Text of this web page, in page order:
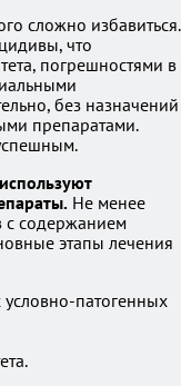
сложно избавиться.
что
погрешностями в
без назначений
препаратами.
Не менее
с содержанием
этапы лечения
патогенных